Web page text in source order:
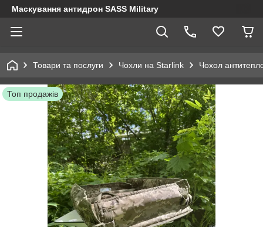
Маскування антидрон SASS Military
Товари та послуги Чохли на Starlink Чохол
Топ продажів